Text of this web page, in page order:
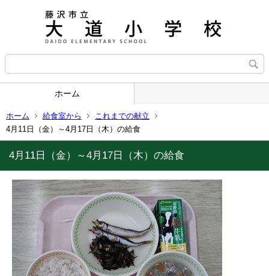
ホーム
ホーム 給食室から
これまでの献立
4月11日（金）～4月17日（木）の給食
4月11日（金）～4月17日（木）の給食